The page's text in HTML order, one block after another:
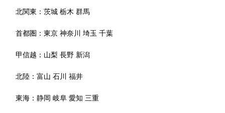
北関東：茨城 栃木 群馬
首都圏：東京 神奈川 埼玉 千葉
甲信越： 山梨 長野 新潟
北陸：富山 石川 福井
東海：静岡 岐阜 愛知 三重